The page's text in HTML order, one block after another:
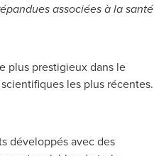
associées à la santé
plus prestigieux dans le
les plus récentes.
développés avec des